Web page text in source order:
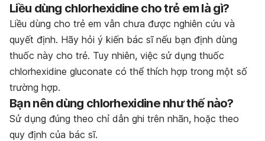
Liều dùng chlorhexidine cho trẻ em là gì?
Liều dùng cho trẻ em vẫn chưa được nghiên cứu và
quyết định. Hãy hỏi ý kiến bác sĩ nếu bạn định dùng
thuốc này cho trẻ. Tuy nhiên, việc sử dụng thuốc
chlorhexidine gluconate có thể thích hợp trong một số
trường hợp.
Bạn nên dùng chlorhexidine như thế nào?
Sử dụng đúng theo chỉ dẫn ghi trên nhãn, hoặc theo
quy định của bác sĩ.